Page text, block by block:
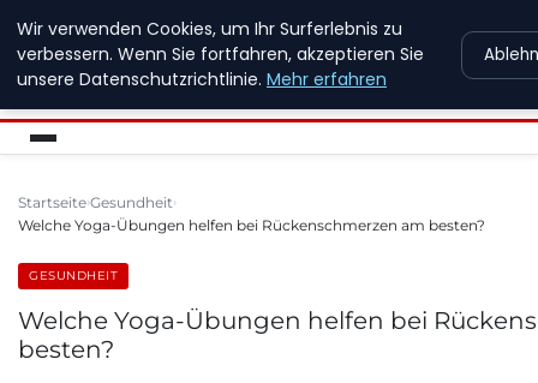
MFD DRESDEN
Startseite Gesundheit
Welche Yoga-Übungen helfen bei Rückenschmerzen am besten?
GESUNDHEIT
Welche Yoga-Übungen helfen bei
besten?
Wir verwenden Cookies, um Ihr Surferlebnis zu
verbessern. Wenn Sie fortfahren, akzeptieren Sie
unsere Datenschutzrichtlinie. Mehr erfahren